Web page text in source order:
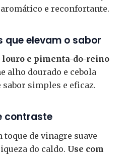
e reconfortante.
que elevam o sabor
e pimenta-do-reino
alho dourado e cebola
sabor simples e eficaz.
contraste
toque de vinagre suave
do caldo. Use com